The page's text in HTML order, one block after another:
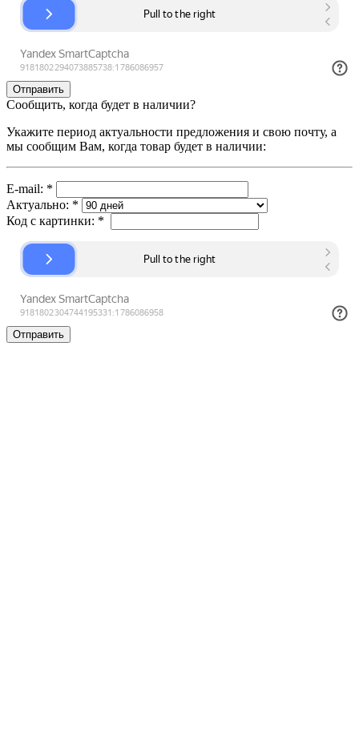
Сообщить, когда будет в наличии?
Укажите период актуальности предложения и свою почту, а
мы сообщим Вам, когда товар будет в наличии:
E-mail: *
Актуально: *
Код с картинки: *